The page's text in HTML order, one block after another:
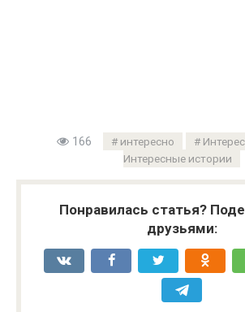
166 интересно
Интересные истории
Понравилась статья?
друзьями: